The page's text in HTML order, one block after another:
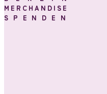
MERCHANDISE
SPENDEN